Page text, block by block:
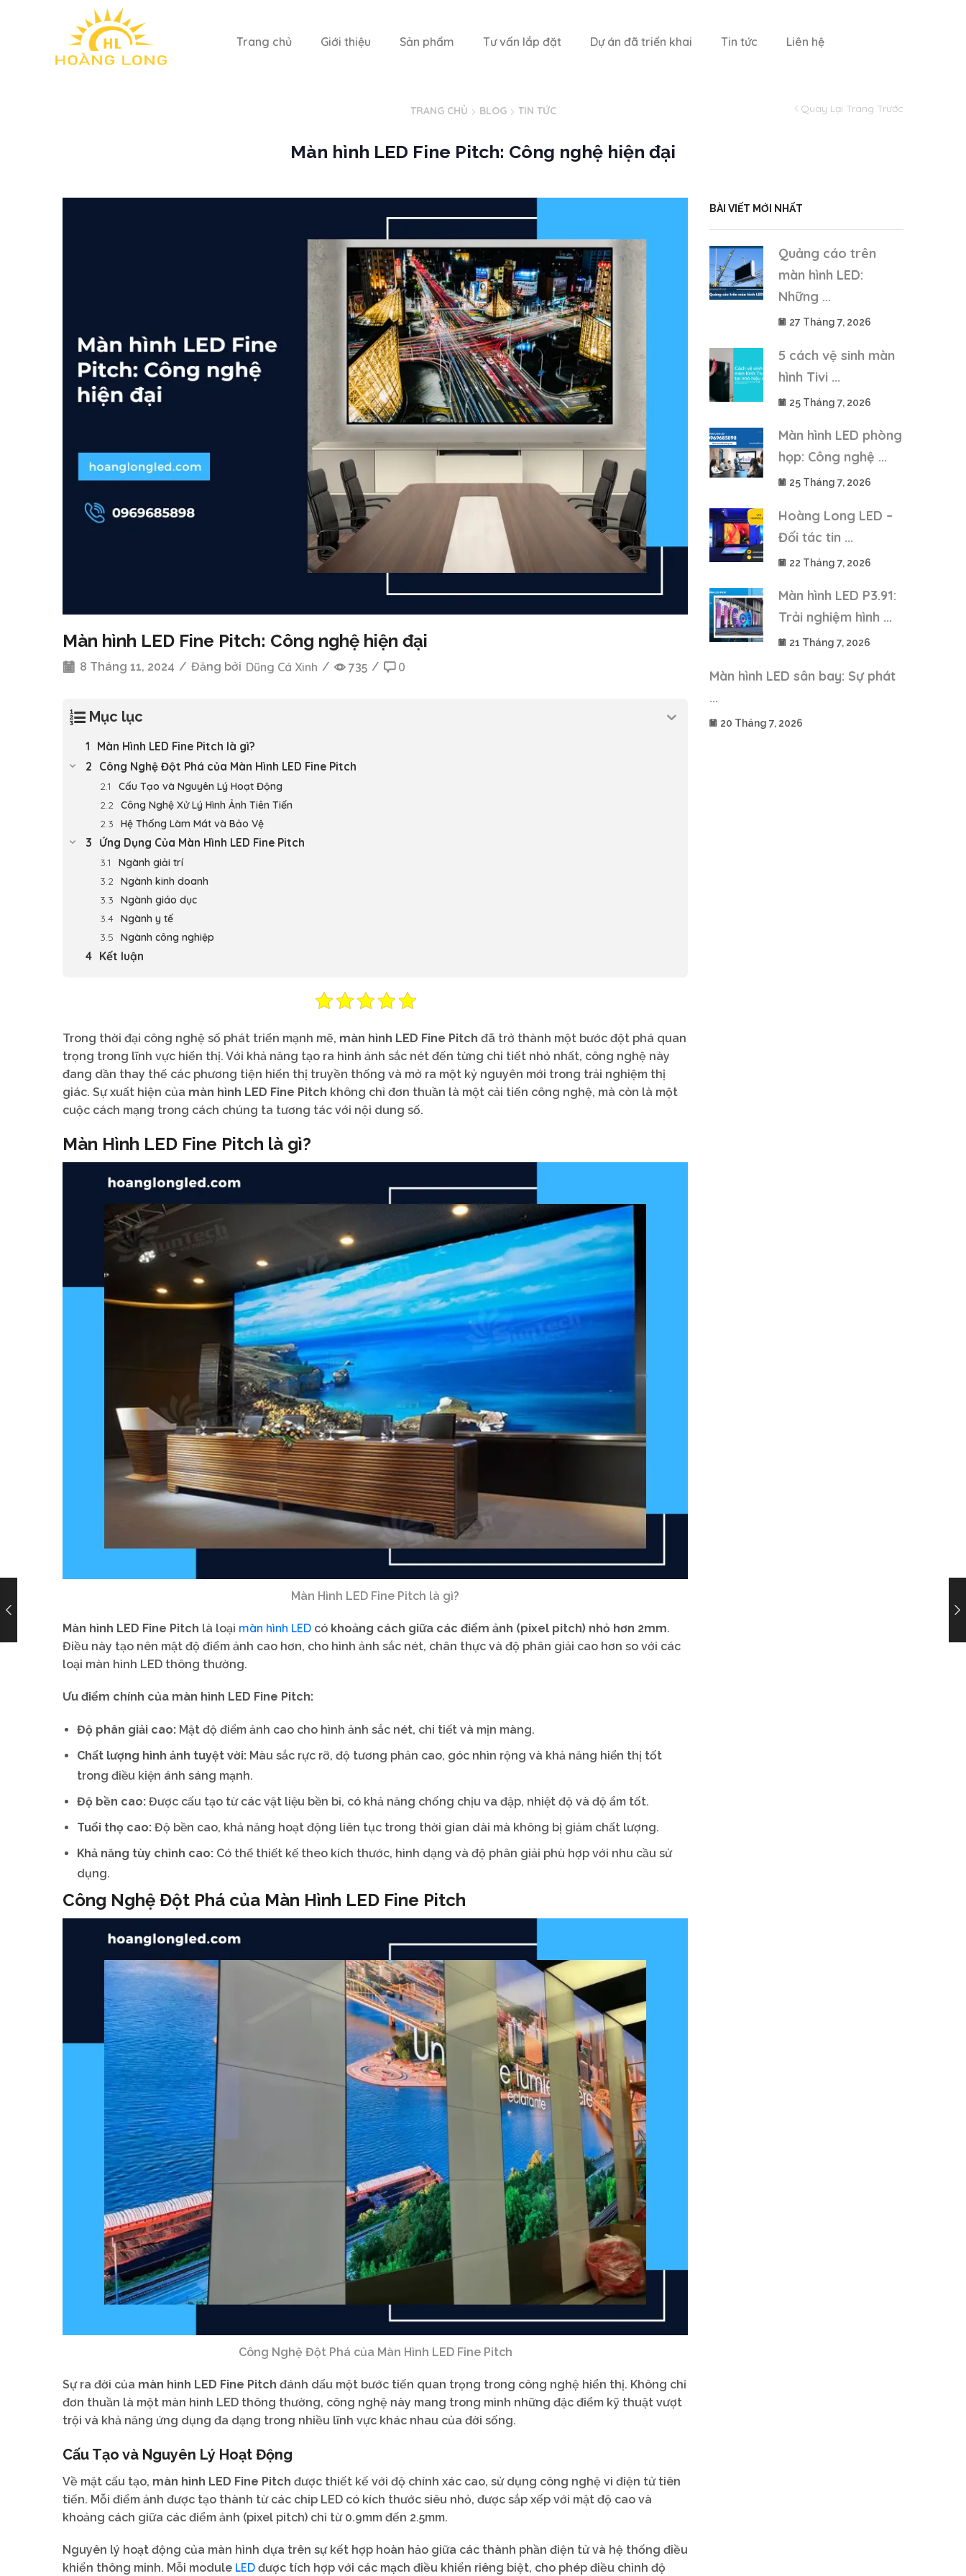
Trang chủ Giới thiệu Sản phẩm Tư vấn lắp đặt Dự án đã triển khai Tin tức Liên hệ
Quay Lại Trang Trước
TRANG CHỦ BLOG TIN TỨC
Màn hình LED Fine Pitch: Công nghệ hiện đại
Màn hình LED Fine Pitch: Công nghệ hiện đại
8 Tháng 11, 2024 / Đăng bởi Dũng Cá Xinh / 735 / 0
Mục lục
Màn Hình LED Fine Pitch là gì?
Công Nghệ Đột Phá của Màn Hình LED Fine Pitch
Cấu Tạo và Nguyên Lý Hoạt Động
Công Nghệ Xử Lý Hình Ảnh Tiên Tiến
Hệ Thống Làm Mát và Bảo Vệ
Ứng Dụng Của Màn Hình LED Fine Pitch
Ngành giải trí
Ngành kinh doanh
Ngành giáo dục
Ngành y tế
Ngành công nghiệp
Kết luận
Trong thời đại công nghệ số phát triển mạnh mẽ, màn hình LED Fine Pitch đã trở thành một bước đột phá quan
trọng trong lĩnh vực hiển thị. Với khả năng tạo ra hình ảnh sắc nét đến từng chi tiết nhỏ nhất, công nghệ này
đang dần thay thế các phương tiện hiển thị truyền thống và mở ra một kỷ nguyên mới trong trải nghiệm thị
giác. Sự xuất hiện của màn hình LED Fine Pitch không chỉ đơn thuần là một cải tiến công nghệ, mà còn là một
cuộc cách mạng trong cách chúng ta tương tác với nội dung số.
Màn Hình LED Fine Pitch là gì?
Màn Hình LED Fine Pitch là gì?
Màn hình LED Fine Pitch là loại màn hình LED có khoảng cách giữa các điểm ảnh (pixel pitch) nhỏ hơn 2mm.
Điều này tạo nên mật độ điểm ảnh cao hơn, cho hình ảnh sắc nét, chân thực và độ phân giải cao hơn so với các
loại màn hình LED thông thường.
Ưu điểm chính của màn hình LED Fine Pitch:
Độ phân giải cao: Mật độ điểm ảnh cao cho hình ảnh sắc nét, chi tiết và mịn màng.
Chất lượng hình ảnh tuyệt vời: Màu sắc rực rỡ, độ tương phản cao, góc nhìn rộng và khả năng hiển thị tốt
trong điều kiện ánh sáng mạnh.
Độ bền cao: Được cấu tạo từ các vật liệu bền bỉ, có khả năng chống chịu va đập, nhiệt độ và độ ẩm tốt.
Tuổi thọ cao: Độ bền cao, khả năng hoạt động liên tục trong thời gian dài mà không bị giảm chất lượng.
Khả năng tùy chỉnh cao: Có thể thiết kế theo kích thước, hình dạng và độ phân giải phù hợp với nhu cầu sử
dụng.
Công Nghệ Đột Phá của Màn Hình LED Fine Pitch
Công Nghệ Đột Phá của Màn Hình LED Fine Pitch
Sự ra đời của màn hình LED Fine Pitch đánh dấu một bước tiến quan trọng trong công nghệ hiển thị. Không chỉ
đơn thuần là một màn hình LED thông thường, công nghệ này mang trong mình những đặc điểm kỹ thuật vượt
trội và khả năng ứng dụng đa dạng trong nhiều lĩnh vực khác nhau của đời sống.
Cấu Tạo và Nguyên Lý Hoạt Động
Về mặt cấu tạo, màn hình LED Fine Pitch được thiết kế với độ chính xác cao, sử dụng công nghệ vi điện tử tiên
tiến. Mỗi điểm ảnh được tạo thành từ các chip LED có kích thước siêu nhỏ, được sắp xếp với mật độ cao và
khoảng cách giữa các điểm ảnh (pixel pitch) chỉ từ 0.9mm đến 2.5mm.
Nguyên lý hoạt động của màn hình dựa trên sự kết hợp hoàn hảo giữa các thành phần điện tử và hệ thống điều
khiển thông minh. Mỗi module LED được tích hợp với các mạch điều khiển riêng biệt, cho phép điều chỉnh độ
BÀI VIẾT MỚI NHẤT
Quảng cáo trên
màn hình LED:
Những ...
27 Tháng 7, 2026
5 cách vệ sinh màn
hình Tivi ...
25 Tháng 7, 2026
Màn hình LED phòng
họp: Công nghệ ...
25 Tháng 7, 2026
Hoàng Long LED –
Đối tác tin ...
22 Tháng 7, 2026
Màn hình LED P3.91:
Trải nghiệm hình ...
21 Tháng 7, 2026
Màn hình LED sân bay: Sự phát
...
20 Tháng 7, 2026